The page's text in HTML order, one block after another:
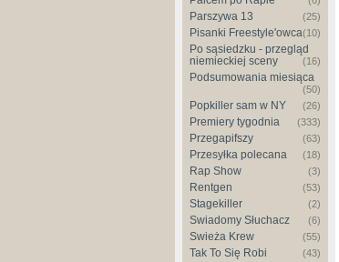
Parszywa 13 (25)
Pisanki Freestyle'owca(10)
Po sąsiedzku - przegląd
niemieckiej sceny
(16)
Podsumowania miesiąca
(50)
Popkiller sam w NY (26)
Premiery tygodnia (333)
Przegapifszy (63)
Przesyłka polecana (18)
Rap Show (3)
Rentgen (53)
Stagekiller (2)
Świadomy Słuchacz (6)
Świeża Krew (55)
Tak To Się Robi (43)